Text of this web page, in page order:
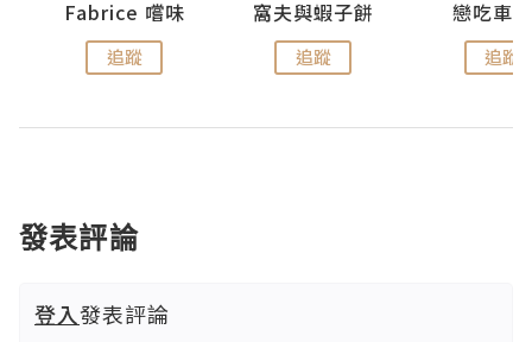
Fabrice 嚐味
追蹤
窩夫與蝦子餅
追蹤
戀吃車
追蹤
發表評論
登入發表評論